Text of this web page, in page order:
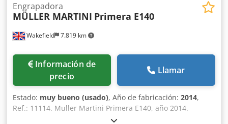
Wakefield 7.819 km
Engrapadora
MÜLLER MARTINI Primera E140
Información de
precio
Llamar
Estado: muy bueno (usado), Año de fabricación: 2014,
Ref.: 11114. Muller Martini Primera E140, año 2014.
Modelo de última generación, gama alta, máquina de